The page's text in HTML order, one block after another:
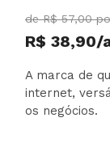
de R$ 57,00
R$ 38,90/
A marca de
internet,
os negócios.